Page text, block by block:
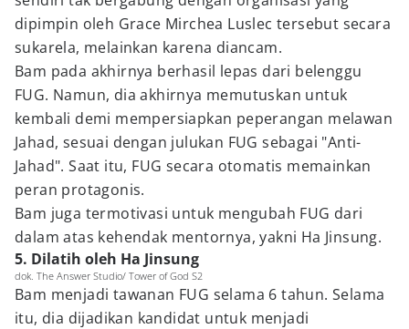
dipimpin oleh Grace Mirchea Luslec tersebut secara
sukarela, melainkan karena diancam.
Bam pada akhirnya berhasil lepas dari belenggu
FUG. Namun, dia akhirnya memutuskan untuk
kembali demi mempersiapkan peperangan melawan
Jahad, sesuai dengan julukan FUG sebagai "Anti-
Jahad". Saat itu, FUG secara otomatis memainkan
peran protagonis.
Bam juga termotivasi untuk mengubah FUG dari
dalam atas kehendak mentornya, yakni Ha Jinsung.
5. Dilatih oleh Ha Jinsung
dok. The Answer Studio/ Tower of God S2
Bam menjadi tawanan FUG selama 6 tahun. Selama
itu, dia dijadikan kandidat untuk menjadi